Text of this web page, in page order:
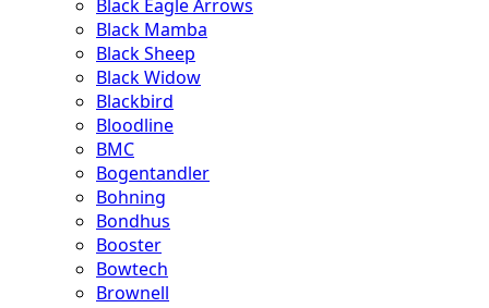
Black Eagle Arrows
Black Mamba
Black Sheep
Black Widow
Blackbird
Bloodline
BMC
Bogentandler
Bohning
Bondhus
Booster
Bowtech
Brownell